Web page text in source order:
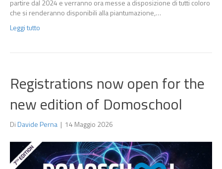
partire dal 2024 e verranno ora messe a disposizione di tutti coloro
che si renderanno disponibili alla piantumazione,…
Leggi tutto
Registrations now open for the
new edition of Domoschool
DiDavide Perna | 14 Maggio 2026